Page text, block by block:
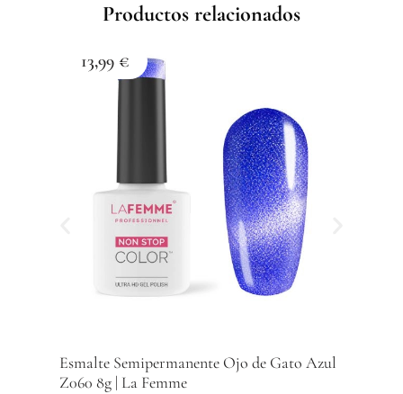
Productos relacionados
13,99 €
Esmalte Semipermanente Ojo de Gato Azul
Z060 8g | La Femme